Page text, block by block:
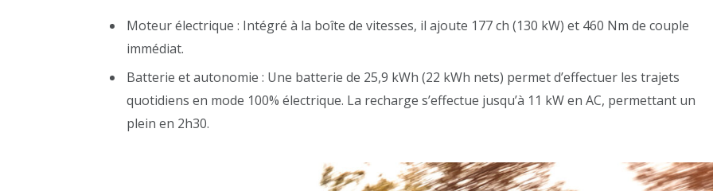
Moteur électrique : Intégré à la boîte de vitesses, il ajoute 177 ch (130 kW) et 460 Nm de couple
immédiat.
Batterie et autonomie : Une batterie de 25,9 kWh (22 kWh nets) permet d’effectuer les trajets
quotidiens en mode 100% électrique. La recharge s’effectue jusqu’à 11 kW en AC, permettant un
plein en 2h30.